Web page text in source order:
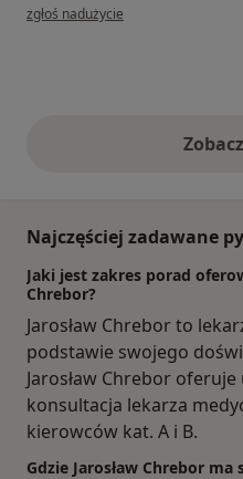
w opinii użytkownika Agnieszka
zgłoś nadużycie
Najczęściej zadawane
Jaki jest zakres porad
Chrebor?
Jarosław Chrebor to
podstawie swojego
Jarosław Chrebor oferuje
konsultacja lekarza
kierowców kat. A i B.
Gdzie Jarosław Chrebor